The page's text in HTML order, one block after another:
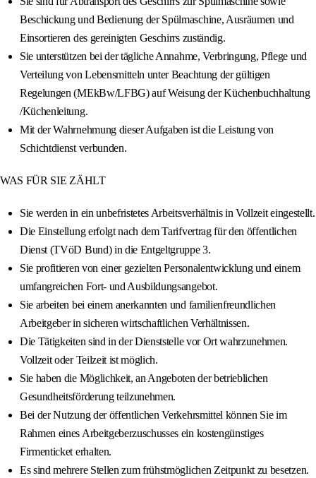
Beschickung und Bedienung der Spülmaschine, Ausräumen und
Einsortieren des gereinigten Geschirrs zuständig.
Sie unterstützen bei der tägliche Annahme, Verbringung, Pflege und
Verteilung von Lebensmitteln unter Beachtung der gültigen
Regelungen (MEkBw/LFBG) auf Weisung der Küchenbuchhaltung
/Küchenleitung.
Mit der Wahrnehmung dieser Aufgaben ist die Leistung von
Schichtdienst verbunden.
WAS FÜR SIE ZÄHLT
Sie werden in ein unbefristetes Arbeitsverhältnis in Vollzeit eingestellt.
Die Einstellung erfolgt nach dem Tarifvertrag für den öffentlichen
Dienst (TVöD Bund) in die Entgeltgruppe 3.
Sie profitieren von einer gezielten Personalentwicklung und einem
umfangreichen Fort- und Ausbildungsangebot.
Sie arbeiten bei einem anerkannten und familienfreundlichen
Arbeitgeber in sicheren wirtschaftlichen Verhältnissen.
Die Tätigkeiten sind in der Dienststelle vor Ort wahrzunehmen.
Vollzeit oder Teilzeit ist möglich.
Sie haben die Möglichkeit, an Angeboten der betrieblichen
Gesundheitsförderung teilzunehmen.
Bei der Nutzung der öffentlichen Verkehrsmittel können Sie im
Rahmen eines Arbeitgeberzuschusses ein kostengünstiges
Firmenticket erhalten.
Es sind mehrere Stellen zum frühstmöglichen Zeitpunkt zu besetzen.